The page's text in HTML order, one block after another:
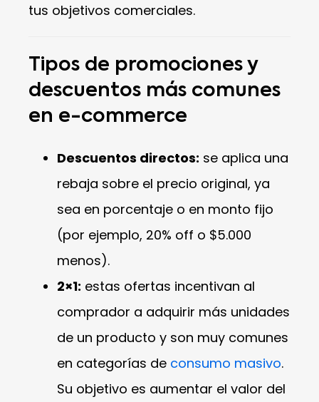
tus objetivos comerciales.
Tipos de promociones y
descuentos más comunes
en e-commerce
Descuentos directos: se aplica una
rebaja sobre el precio original, ya
sea en porcentaje o en monto fijo
(por ejemplo, 20% off o $5.000
menos).
2×1: estas ofertas incentivan al
comprador a adquirir más unidades
de un producto y son muy comunes
en categorías de consumo masivo.
Su objetivo es aumentar el valor del